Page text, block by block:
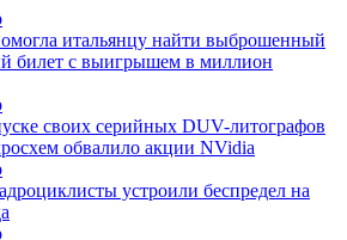
итальянцу найти выброшенный
билет с выигрышем в миллион
своих серийных DUV-литографов
обвалило акции NVidia
устроили беспредел на